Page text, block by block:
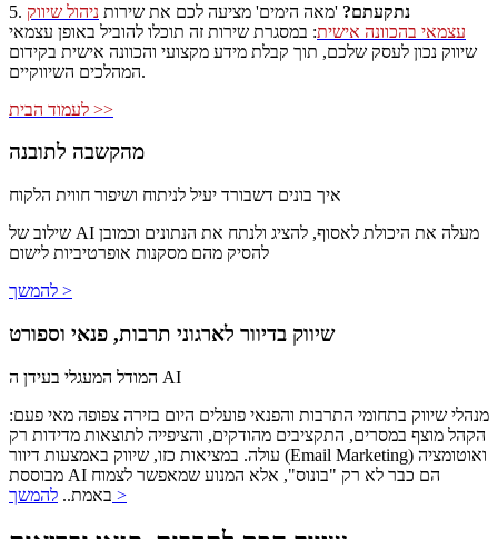
5.
נתקעתם? 'מאה הימים' מציעה לכם את שירות ניהול שיווק
עצמאי בהכוונה אישית: במסגרת שירות זה תוכלו להוביל באופן עצמאי
שיווק נכון לעסק שלכם, תוך קבלת מידע מקצועי והכוונה אישית בקידום
המהלכים השיווקיים.
לעמוד הבית >>
מהקשבה לתובנה
איך בונים דשבורד יעיל לניתוח ושיפור חווית הלקוח
שילוב של AI מעלה את היכולת לאסוף, להציג ולנתח את הנתונים וכמובן
להסיק מהם מסקנות אופרטיביות לישום
להמשך >
שיווק בדיוור לארגוני תרבות, פנאי וספורט
המודל המעגלי בעידן ה AI
מנהלי שיווק בתחומי התרבות והפנאי פועלים היום בזירה צפופה מאי פעם:
הקהל מוצף במסרים, התקציבים מהודקים, והציפייה לתוצאות מדידות רק
עולה. במציאות כזו, שיווק באמצעות דיוור (Email Marketing) ואוטומציה
מבוססת AI הם כבר לא רק "בונוס", אלא המנוע שמאפשר לצמוח
באמת.. להמשך >